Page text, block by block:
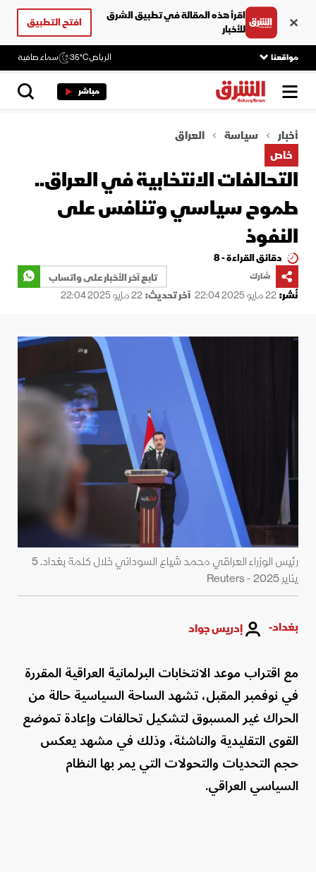
اقرأ هذه المقالة في تطبيق الشرق
للأخبار
افتح التطبيق
مواقعنا الرياض35°C سماء صافية
مباشر
أخبار سياسة
العراق
خاص
التحالفات الانتخابية في العراق..
طموح سياسي وتنافس على
النفوذ
دقائق القراءة - 8
شارك
تابع آخر الأخبار على واتساب
نُشر:22 مايو 2025 22:04 آخر تحديث:22 مايو 2025 22:04
رئيس الوزراء العراقي محمد شياع السوداني خلال كلمة بغداد. 5
يناير 2025 - Reuters
بغداد- إدريس جواد
مع اقتراب موعد الانتخابات البرلمانية العراقية المقررة
في نوفمبر المقبل، تشهد الساحة السياسية حالة من
الحراك غير المسبوق لتشكيل تحالفات وإعادة تموضع
القوى التقليدية والناشئة، وذلك في مشهد يعكس
حجم التحديات والتحولات التي يمر بها النظام
السياسي العراقي.